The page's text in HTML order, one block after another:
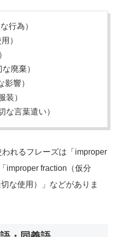
行為）
）
な廃棄）
影響）
装）
な言葉遣い）
われるフレーズは「improper
improper fraction（仮分
な使用）」などがありま